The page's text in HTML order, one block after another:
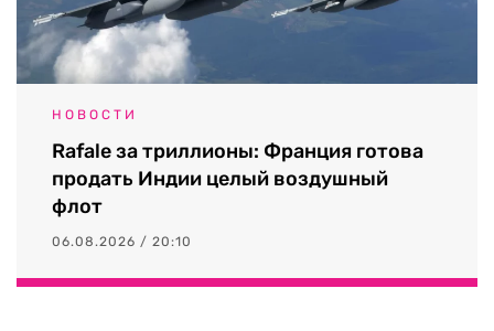
НОВОСТИ
Rafale за триллионы: Франция готова
продать Индии целый воздушный
флот
06.08.2026 / 20:10